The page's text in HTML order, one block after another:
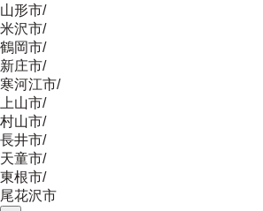
山形市/
米沢市/
鶴岡市/
新庄市/
寒河江市/
上山市/
村山市/
長井市/
天童市/
東根市/
尾花沢市